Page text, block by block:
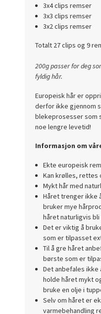
3x4 clips remser
3x3 clips remser
3x2 clips remser
Totalt 27 clips og 9
200g passer for deg
fyldig hår.
Europeisk hår er
derfor ikke gjennom
blekeprosesser som
noe lengre levetid!
Informasjon om
Ekte europeisk
Kan krølles, rettes
Mykt hår med
Håret trenger ikke
bruker mye
håret naturligvis
Det er viktig å
som er tilpasset
Til å gre håret
børste som er
Det anbefales ikke
holde håret mykt
bruke en olje i
Selv om håret er
varmebehandling